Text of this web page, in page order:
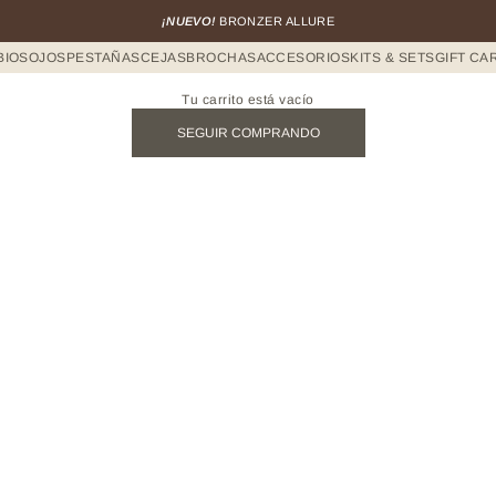
¡NUEVO! BRONZER ALLURE
OJOSPESTAÑASCEJASBROCHASACCESORIOSKITS & SETSGIFT
Tu carrito está vacío
SEGUIR COMPRANDO